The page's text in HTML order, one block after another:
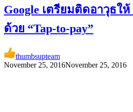
Google เตรียมติดอาวุธใ
ด้วย “Tap-to-pay”
thumbsupteam
November 25, 2016November 25, 2016